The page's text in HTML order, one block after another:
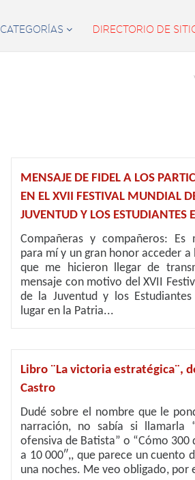
CATEGORÍAS  DIRECTORIO DE
MENSAJE DE FIDEL A LOS
EN EL XVII FESTIVAL MUNDIAL
JUVENTUD Y LOS ESTUDIANTES
Compañeras y compañeros: Es
para mí y un gran honor acceder a
que me hicieron llegar de
mensaje con motivo del XVII
de la Juventud y los
lugar en la Patria...
Libro ¨La victoria estratégica¨,
Castro
Dudé sobre el nombre que le
narración, no sabía si llamarla
ofensiva de Batista” o “Cómo
a 10 000″,, que parece un cuento
una noches. Me veo obligado, por